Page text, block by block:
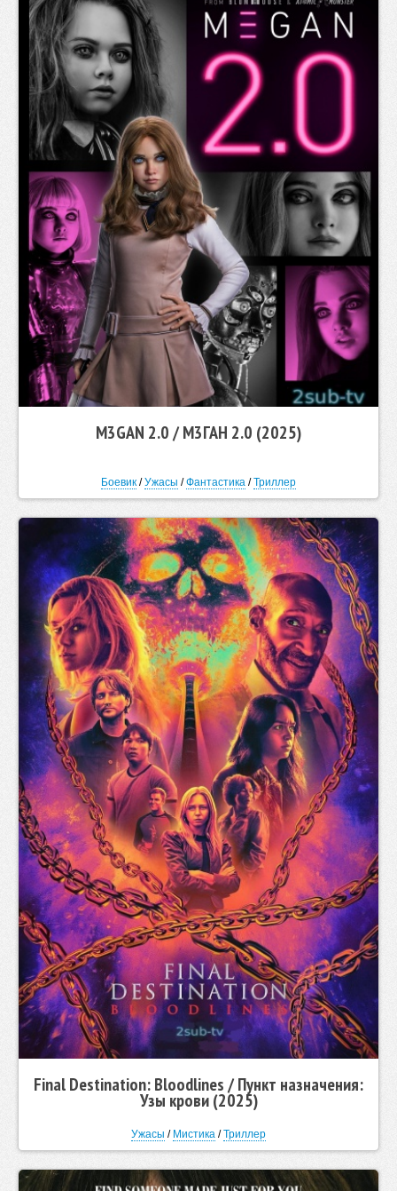
M3GAN 2.0 / М3ГАН 2.0 (2025)
Боевик /Ужасы /Фантастика /Триллер
Final Destination: Bloodlines / Пункт назначения:
Узы крови (2025)
Ужасы / Мистика /Триллер